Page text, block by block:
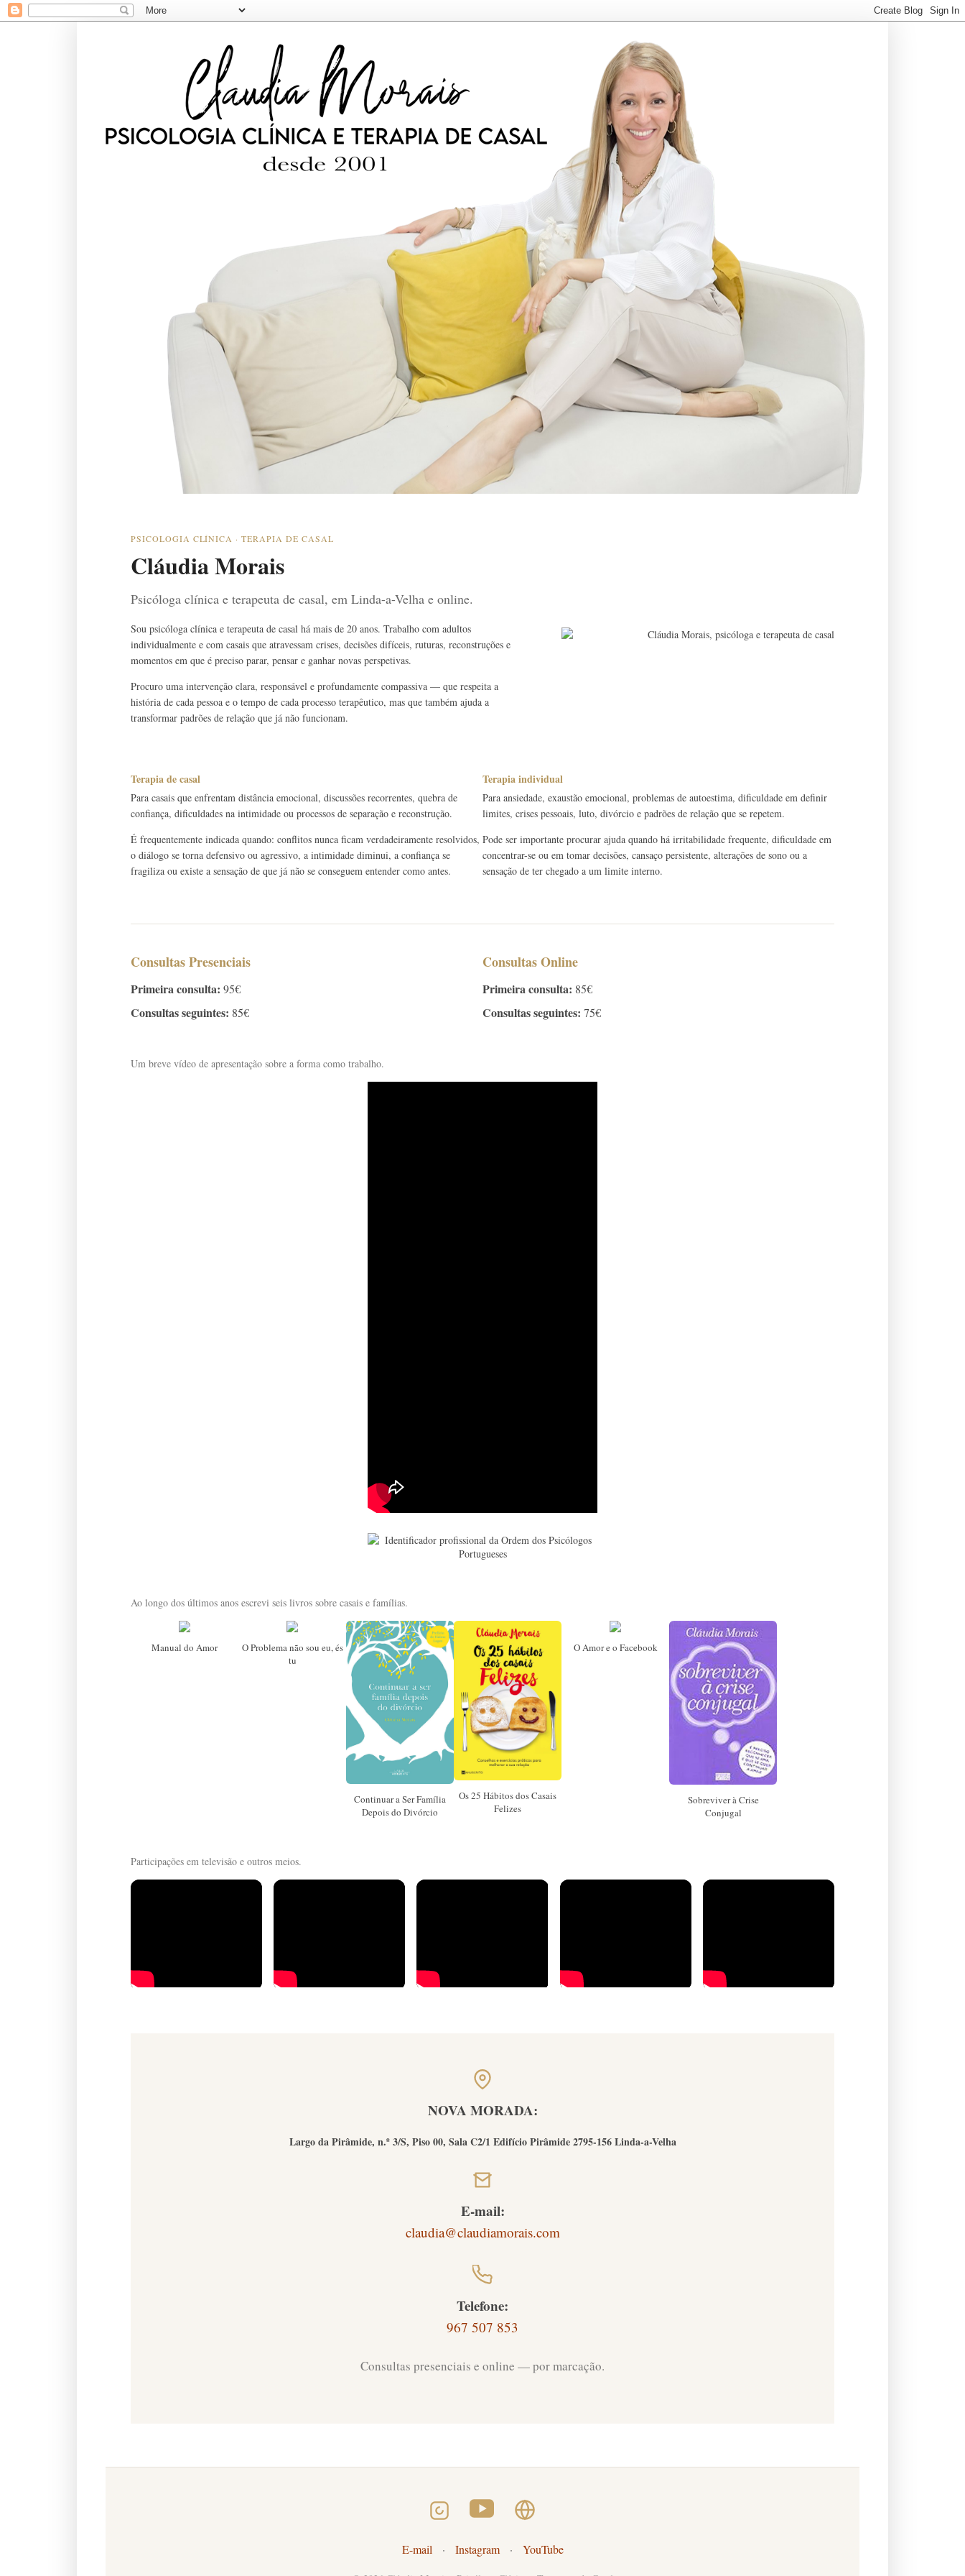
PSICOLOGIA CLÍNICA · TERAPIA DE CASAL
Cláudia Morais
Psicóloga clínica e terapeuta de casal, em Linda-a-Velha e online.
Sou psicóloga clínica e terapeuta de casal há mais de 20 anos. Trabalho com adultos
individualmente e com casais que atravessam crises, decisões difíceis, ruturas, reconstruções e
momentos em que é preciso parar, pensar e ganhar novas perspetivas.
Procuro uma intervenção clara, responsável e profundamente compassiva — que respeita a
história de cada pessoa e o tempo de cada processo terapêutico, mas que também ajuda a
transformar padrões de relação que já não funcionam.
Terapia de casal
Para casais que enfrentam distância emocional, discussões recorrentes, quebra de
confiança, dificuldades na intimidade ou processos de separação e reconstrução.
É frequentemente indicada quando: conflitos nunca ficam verdadeiramente resolvidos,
o diálogo se torna defensivo ou agressivo, a intimidade diminui, a confiança se
fragiliza ou existe a sensação de que já não se conseguem entender como antes.
Terapia individual
Para ansiedade, exaustão emocional, problemas de autoestima, dificuldade em definir
limites, crises pessoais, luto, divórcio e padrões de relação que se repetem.
Pode ser importante procurar ajuda quando há irritabilidade frequente, dificuldade em
concentrar-se ou em tomar decisões, cansaço persistente, alterações de sono ou a
sensação de ter chegado a um limite interno.
Consultas Presenciais
Primeira consulta: 95€
Consultas seguintes: 85€
Consultas Online
Primeira consulta: 85€
Consultas seguintes: 75€
Um breve vídeo de apresentação sobre a forma como trabalho.
Ao longo dos últimos anos escrevi seis livros sobre casais e famílias.
Manual do Amor
O Problema não sou eu, és
tu
Continuar a Ser Família
Depois do Divórcio
Os 25 Hábitos dos Casais
Felizes
O Amor e o Facebook
Sobreviver à Crise
Conjugal
Participações em televisão e outros meios.
NOVA MORADA:
Largo da Pirâmide, n.º 3/S, Piso 00, Sala C2/1 Edifício Pirâmide 2795-156 Linda-a-Velha
E-mail:
claudia@claudiamorais.com
Telefone:
967 507 853
Consultas presenciais e online — por marcação.
E-mail · Instagram · YouTube